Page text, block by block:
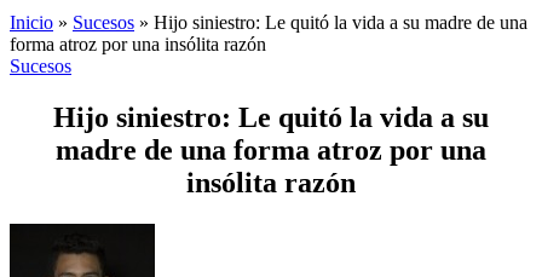
Inicio » Sucesos » Hijo siniestro: Le quitó la vida a su madre de una
forma atroz por una insólita razón
Sucesos
Hijo siniestro: Le quitó la vida a su
madre de una forma atroz por una
insólita razón